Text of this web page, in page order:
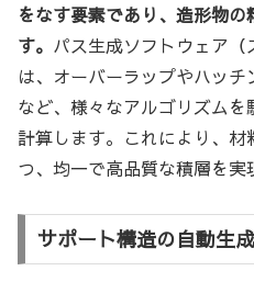
をなす要素であり、造形物
す。 パス生成ソフトウェア（
は、オーバーラップやハッ
など、様々なアルゴリズム
計算します。これにより、
つ、均一で高品質な積層を実
サポート構造の自動生